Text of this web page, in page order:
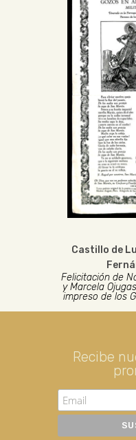
Castillo de
Felicitación de
y Marcela
impreso de los
Recibe